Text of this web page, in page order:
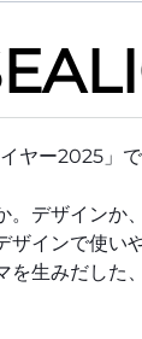
ヤー2025」
。デザインか
ザインで使い
を生みだした